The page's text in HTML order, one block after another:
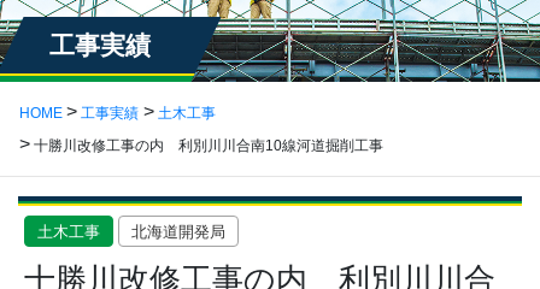
工事実績
HOME 工事実績
土木工事
十勝川改修工事の内 利別川川合南10線河道掘削工事
土木工事 北海道開発局
十勝川改修工事の内 利別川川合